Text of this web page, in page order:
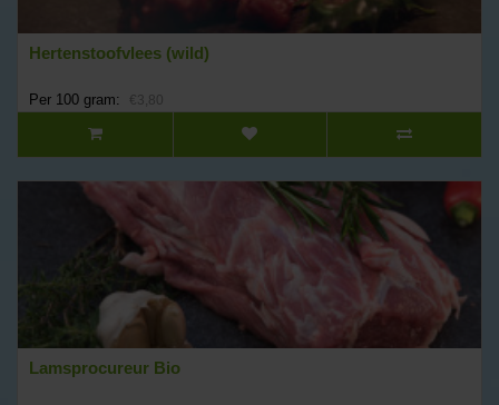
Hertenstoofvlees (wild)
Per 100 gram: €3,80
Lamsprocureur Bio